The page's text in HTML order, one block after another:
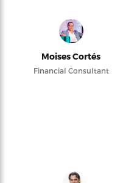
Moises Cortés
Financial Consultant